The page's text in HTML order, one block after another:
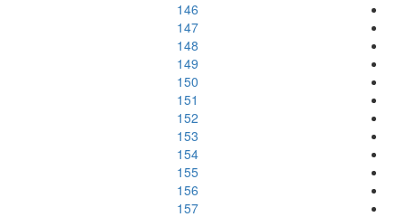
146
147
148
149
150
151
152
153
154
155
156
157